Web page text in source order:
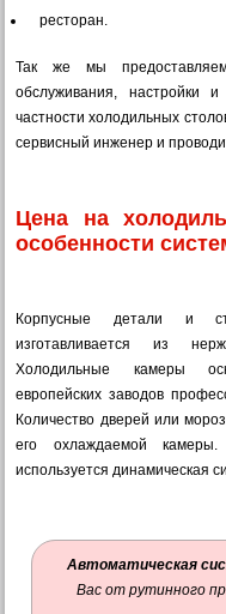
ресторан.
Так же мы
обслуживания, настройки
частности холодильных
сервисный инженер и
Цена на
особенности
Корпусные детали и
изготавливается из
Холодильные камеры
европейских заводов
Количество дверей или
его охлаждаемой
используется динамическая
Автоматическая
Вас от рутинного